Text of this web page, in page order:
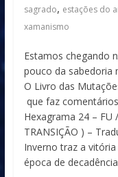
sagrado, estações do
xamanismo
Estamos chegando
pouco da sabedoria
O Livro das
que faz
Hexagrama 24 – FU
TRANSIÇÃO ) –
Inverno traz a
época de